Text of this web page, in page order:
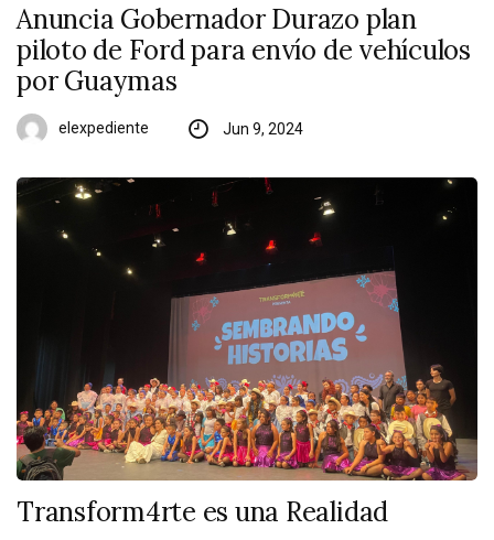
Anuncia Gobernador Durazo plan
piloto de Ford para envío de vehículos
por Guaymas
elexpediente Jun 9, 2024
Transform4rte es una Realidad